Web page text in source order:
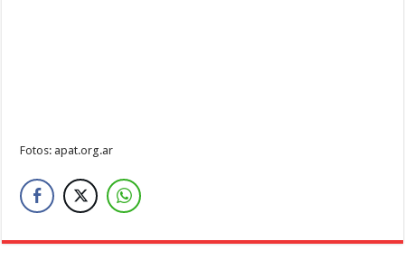
Fotos: apat.org.ar